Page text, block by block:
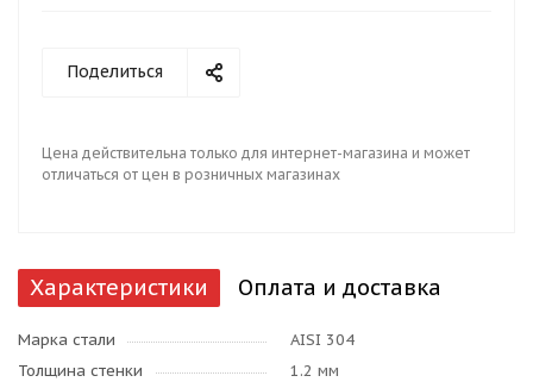
Поделиться
Цена действительна только для интернет-магазина и может
отличаться от цен в розничных магазинах
Характеристики Оплата и доставка
Марка стали
AISI 304
Толщина стенки
1.2 мм